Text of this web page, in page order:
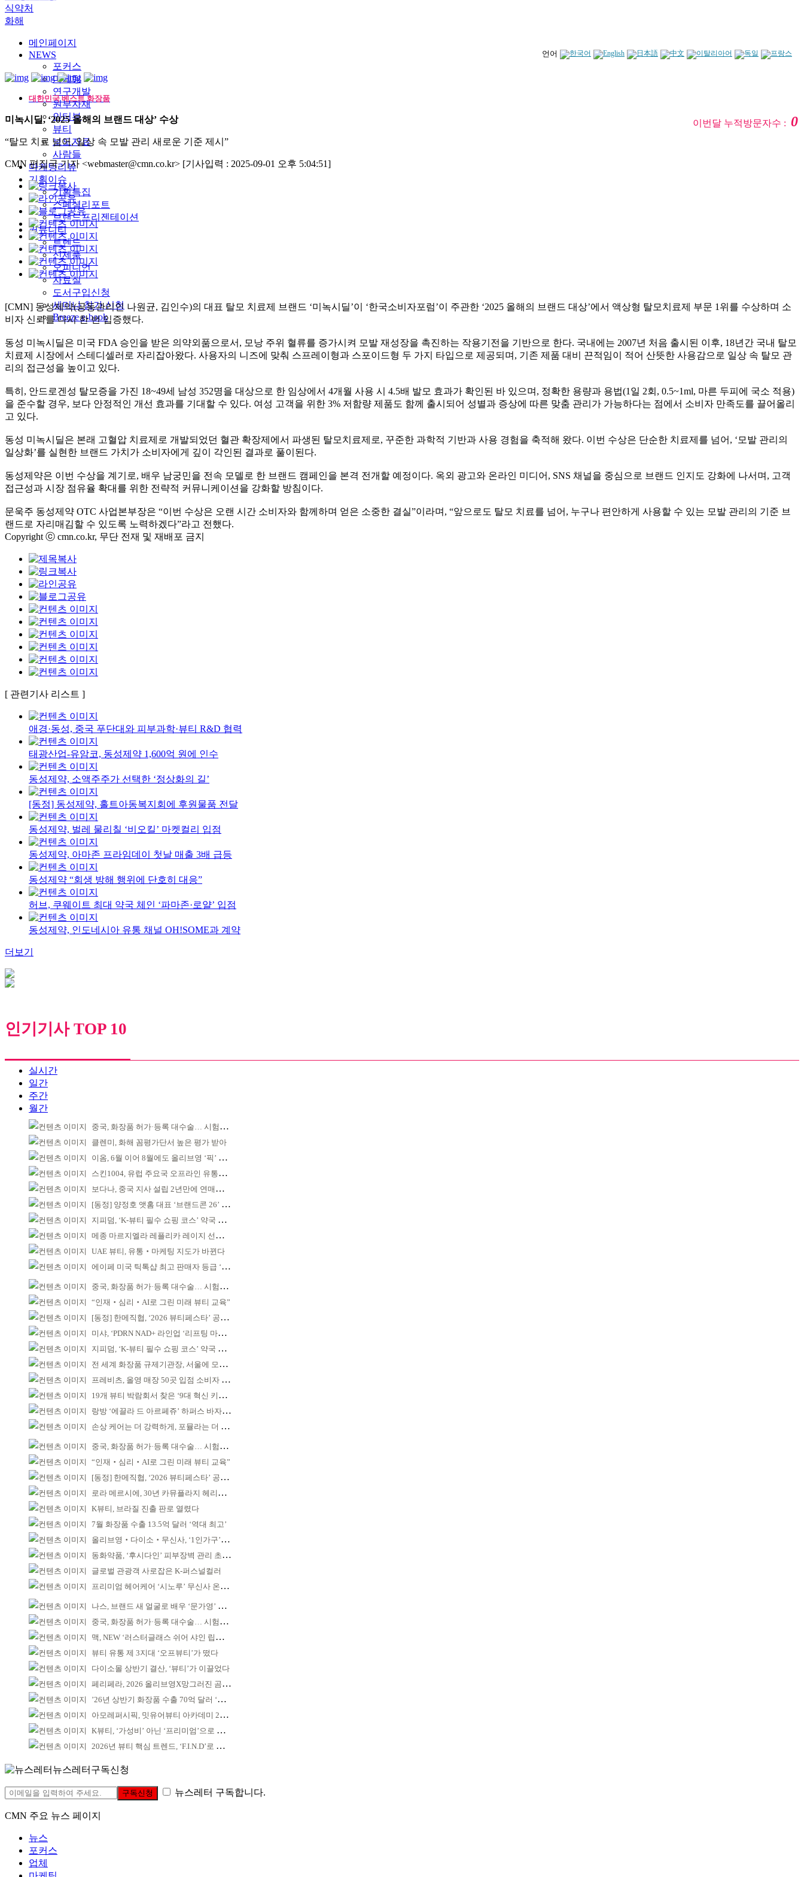
식약처
화해
언어
메인페이지
NEWS
포커스
마케팅
연구개발
원부자재
인터뷰
뷰티
보도자료
사람들
마케팅리뷰
기획이슈
기획특집
스페셜리포트
브랜드프리젠테이션
커뮤니티
트렌드
신제품
오피니언
자료실
도서구입신청
세미나 참가 신청
Breeze e-book
대한민국 베스트 화장품
이번달 누적방문자수 :0
미녹시딜, ‘2025 올해의 브랜드 대상’ 수상
“탈모 치료 넘어, 일상 속 모발 관리 새로운 기준 제시”
CMN 편집국 기자 <webmaster@cmn.co.kr> [기사입력 : 2025-09-01 오후 5:04:51]
[CMN] 동성제약(공동관리인 나원균, 김인수)의 대표 탈모 치료제 브랜드 ‘미녹시딜’이 ‘한국소비자포럼’이 주관한 ‘2025 올해의 브랜드 대상’에서 액상형 탈모치료제 부문 1위를 수상하며 소
비자 신뢰를 다시 한 번 입증했다.
동성 미녹시딜은 미국 FDA 승인을 받은 의약외품으로서, 모낭 주위 혈류를 증가시켜 모발 재성장을 촉진하는 작용기전을 기반으로 한다. 국내에는 2007년 처음 출시된 이후, 18년간 국내 탈모
치료제 시장에서 스테디셀러로 자리잡아왔다. 사용자의 니즈에 맞춰 스프레이형과 스포이드형 두 가지 타입으로 제공되며, 기존 제품 대비 끈적임이 적어 산뜻한 사용감으로 일상 속 탈모 관
리의 접근성을 높이고 있다.
특히, 안드로겐성 탈모증을 가진 18~49세 남성 352명을 대상으로 한 임상에서 4개월 사용 시 4.5배 발모 효과가 확인된 바 있으며, 정확한 용량과 용법(1일 2회, 0.5~1ml, 마른 두피에 국소 적용)
을 준수할 경우, 보다 안정적인 개선 효과를 기대할 수 있다. 여성 고객을 위한 3% 저함량 제품도 함께 출시되어 성별과 증상에 따른 맞춤 관리가 가능하다는 점에서 소비자 만족도를 끌어올리
고 있다.
동성 미녹시딜은 본래 고혈압 치료제로 개발되었던 혈관 확장제에서 파생된 탈모치료제로, 꾸준한 과학적 기반과 사용 경험을 축적해 왔다. 이번 수상은 단순한 치료제를 넘어, ‘모발 관리의
일상화’를 실현한 브랜드 가치가 소비자에게 깊이 각인된 결과로 풀이된다.
동성제약은 이번 수상을 계기로, 배우 남궁민을 전속 모델로 한 브랜드 캠페인을 본격 전개할 예정이다. 옥외 광고와 온라인 미디어, SNS 채널을 중심으로 브랜드 인지도 강화에 나서며, 고객
접근성과 시장 점유율 확대를 위한 전략적 커뮤니케이션을 강화할 방침이다.
문욱주 동성제약 OTC 사업본부장은 “이번 수상은 오랜 시간 소비자와 함께하며 얻은 소중한 결실”이라며, “앞으로도 탈모 치료를 넘어, 누구나 편안하게 사용할 수 있는 모발 관리의 기준 브
랜드로 자리매김할 수 있도록 노력하겠다”라고 전했다.
Copyright ⓒ cmn.co.kr, 무단 전재 및 재배포 금지
[ 관련기사 리스트 ]
애경·동성, 중국 푸단대와 피부과학·뷰티 R&D 협력
태광산업-유암코, 동성제약 1,600억 원에 인수
동성제약, 소액주주가 선택한 ‘정상화의 길’
[동정] 동성제약, 홀트아동복지회에 후원물품 전달
동성제약, 벌레 물리칠 ‘비오킬’ 마켓컬리 입점
동성제약, 아마존 프라임데이 첫날 매출 3배 급등
동성제약 “회생 방해 행위에 단호히 대응”
허브, 쿠웨이트 최대 약국 체인 ‘파마존·로얄’ 입점
동성제약, 인도네시아 유통 채널 OH!SOME과 계약
더보기
인기기사 TOP 10
실시간
일간
주간
월간
중국, 화장품 허가·등록 대수술… 시험자료 공용 허용
클렌미, 화해 꼼평가단서 높은 평가 받아
이옴, 6월 이어 8월에도 올리브영 ‘픽’ 선정
스킨1004, 유럽 주요국 오프라인 유통망 확대
보다나, 중국 지사 설립 2년만에 연매출 120억 돌파
[동정] 양정호 앳홈 대표 ‘브랜드콘 26’ 강연
지피덤, ‘K-뷰티 필수 쇼핑 코스’ 약국 공략
메종 마르지엘라 레플리카 레이지 선데이 모닝 디퓨저
UAE 뷰티, 유통‧마케팅 지도가 바뀐다
에이페 미국 틱톡샵 최고 판매자 등급 ‘Tier 5’ 달성
중국, 화장품 허가·등록 대수술… 시험자료 공용 허용
“인재‧심리‧AI로 그린 미래 뷰티 교육”
[동정] 한메직협, ‘2026 뷰티페스타’ 공동 주최
미샤, ‘PDRN NAD+ 라인업 ‘리프팅 마스크’ 출시
지피덤, ‘K-뷰티 필수 쇼핑 코스’ 약국 공략
전 세계 화장품 규제기관장, 서울에 모인다
프레비츠, 올영 매장 50곳 입점 소비자 접점 강화
19개 뷰티 박람회서 찾은 ‘9대 혁신 키워드’
랑방 ‘에끌라 드 아르페쥬’ 하퍼스 바자 화보 공개
손상 케어는 더 강력하게, 포뮬라는 더 산뜻하게!
중국, 화장품 허가·등록 대수술… 시험자료 공용 허용
“인재‧심리‧AI로 그린 미래 뷰티 교육”
[동정] 한메직협, ‘2026 뷰티페스타’ 공동 주최
로라 메르시에, 30년 카뮤플라지 헤리티지 담아
K뷰티, 브라질 진출 판로 열렸다
7월 화장품 수출 13.5억 달러 ‘역대 최고’
올리브영‧다이소‧무신사, ‘1인가구’가 이끈다
동화약품, ‘후시다인’ 피부장벽 관리 초점 ‘리브랜딩’
글로벌 관광객 사로잡은 K-퍼스널컬러
프리미엄 헤어케어 ‘시노루’ 무신사 온라인 입점
나스, 브랜드 새 얼굴로 배우 ‘문가영’ 발탁
중국, 화장품 허가·등록 대수술… 시험자료 공용 허용
맥, NEW ‘러스터글래스 쉬어 샤인 립스틱’ 출시
뷰티 유통 제 3지대 ‘오프뷰티’가 떴다
다이소몰 상반기 결산, ‘뷰티’가 이끌었다
페리페라, 2026 올리브영X망그러진 곰 콜라보
’26년 상반기 화장품 수출 70억 달러 ‘역대 최고’
아모레퍼시픽, 밋유어뷰티 아카데미 2기 발대식
K뷰티, ‘가성비’ 아닌 ‘프리미엄’으로 승부걸어야
2026년 뷰티 핵심 트렌드, ‘F.I.N.D’로 읽는다
뉴스레터구독신청
구독신청 뉴스레터 구독합니다.
CMN 주요 뉴스 페이지
뉴스
포커스
업체